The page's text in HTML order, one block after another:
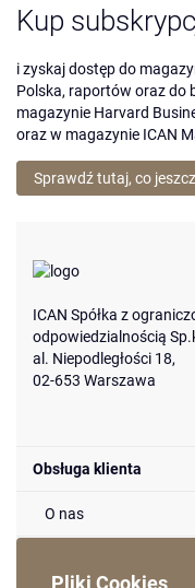
Pliki Cookies
Kup
i zyskaj dostęp do
Polska, raportów oraz do
magazynie Harvard
oraz w magazynie ICAN
Sprawdź tutaj, co
ICAN Spółka z
odpowiedzialnością
al. Niepodległości 18,
02-653 Warszawa
Obsługa klienta
O nas